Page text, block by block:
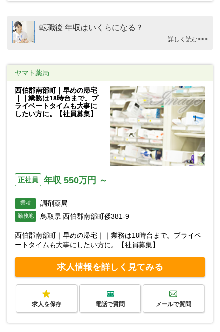
転職後 年収はいくらになる？
詳しく読む>>>
ヤマト薬局
西伯郡南部町｜早めの帰宅
｜｜業務は18時台まで。プ
ライベートタイムも大事に
したい方に。【社員募集】
正社員 年収 550万円 ～
業種 調剤薬局
勤務地 鳥取県 西伯郡南部町倭381-9
西伯郡南部町｜早めの帰宅｜｜業務は18時台まで。プライベ
ートタイムも大事にしたい方に。【社員募集】
求人情報を詳しく見てみる
求人を保存 電話で質問 メールで質問